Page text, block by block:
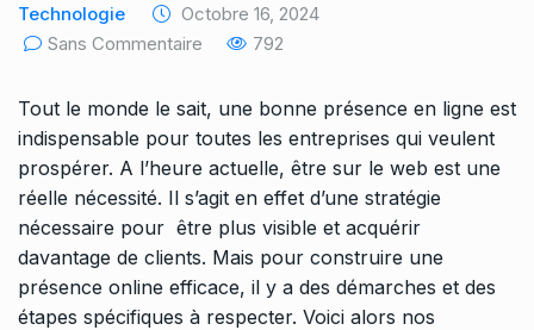
Technologie
Octobre 16, 2024
Sans Commentaire
792
Tout le monde le sait, une bonne présence en ligne est
indispensable pour toutes les entreprises qui veulent
prospérer. A l’heure actuelle, être sur le web est une
réelle nécessité. Il s’agit en effet d’une stratégie
nécessaire pour être plus visible et acquérir
davantage de clients. Mais pour construire une
présence online efficace, il y a des démarches et des
étapes spécifiques à respecter. Voici alors nos